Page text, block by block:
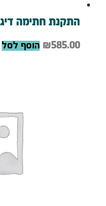
התקנת חתימה
₪585.00 הוסף לסל